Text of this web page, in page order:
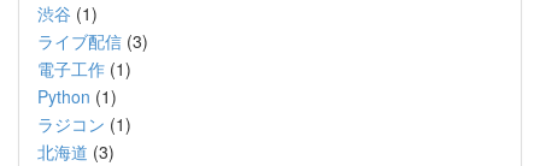
渋谷 (1)
ライブ配信 (3)
電子工作 (1)
Python (1)
ラジコン (1)
北海道 (3)